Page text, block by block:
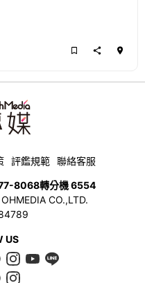
評鑑規範 聯絡客服
8068轉分機 6554
CO.,LTD.
US